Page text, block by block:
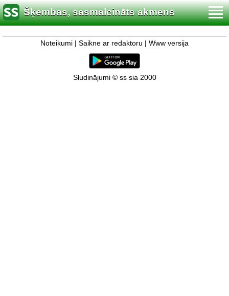
Šķembas, sasmalcināts akmens
Noteikumi Saikne ar redaktoru Www versija
Sludinājumi © ss sia 2000